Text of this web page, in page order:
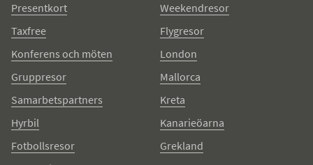
Presentkort
Taxfree
Konferens och möten
Gruppresor
Samarbetspartners
Hyrbil
Fotbollsresor
Weekendresor
Flygresor
London
Mallorca
Kreta
Kanarieöarna
Grekland